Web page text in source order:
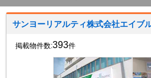
サンヨーリアルティ株式会社エイブ
掲載物件数:393件